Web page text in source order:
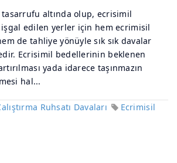
altında olup, ecrisimil
edilen yerler için hem ecrimisil
de tahliye yönüyle sık sık davalar
Ecrisimil bedellerinin beklenen
yada idarece taşınmazın
hal...
Ruhsatı Davaları
Ecrimisil